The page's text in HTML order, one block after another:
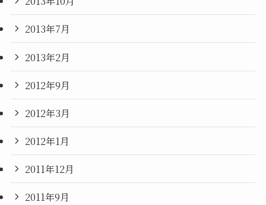
2013年7月
2013年2月
2012年9月
2012年3月
2012年1月
2011年12月
2011年9月